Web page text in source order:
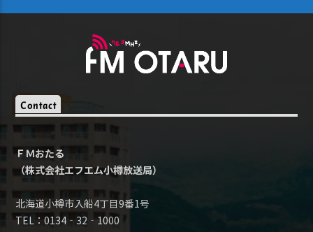
Contact
ＦＭおたる
（株式会社エフエム小樽放送局）
北海道小樽市入船4丁目9番1号
TEL：0134‐32‐1000